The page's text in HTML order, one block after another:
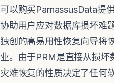
可以购买ParnassusData提
协助用户应对数据库损坏难
独创的高易用性恢复向导将
业。由于PRM是直接从损坏
灾难恢复的性质决定了任何